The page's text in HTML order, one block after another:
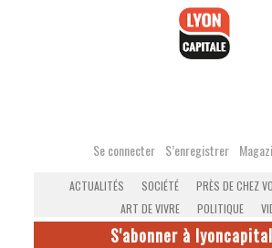
Se connecter S’enregistrer
ACTUALITÉS SOCIÉTÉ PRÈS DE CHEZ
ART DE VIVRE
POLITIQUE
S'abonner à